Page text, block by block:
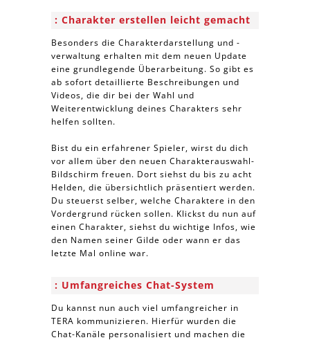
Charakter erstellen leicht gemacht
Besonders die Charakterdarstellung und -
verwaltung erhalten mit dem neuen Update
eine grundlegende Überarbeitung. So gibt es
ab sofort detaillierte Beschreibungen und
Videos, die dir bei der Wahl und
Weiterentwicklung deines Charakters sehr
helfen sollten.
Bist du ein erfahrener Spieler, wirst du dich
vor allem über den neuen Charakterauswahl-
Bildschirm freuen. Dort siehst du bis zu acht
Helden, die übersichtlich präsentiert werden.
Du steuerst selber, welche Charaktere in den
Vordergrund rücken sollen. Klickst du nun auf
einen Charakter, siehst du wichtige Infos, wie
den Namen seiner Gilde oder wann er das
letzte Mal online war.
Umfangreiches Chat-System
Du kannst nun auch viel umfangreicher in
TERA kommunizieren. Hierfür wurden die
Chat-Kanäle personalisiert und machen die